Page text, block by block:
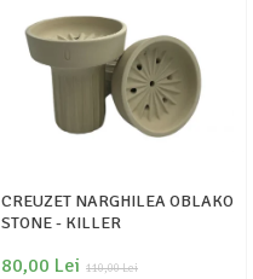
CREUZET NARGHILEA OBLAKO
STONE - KILLER
110,00 Lei
80,00 Lei